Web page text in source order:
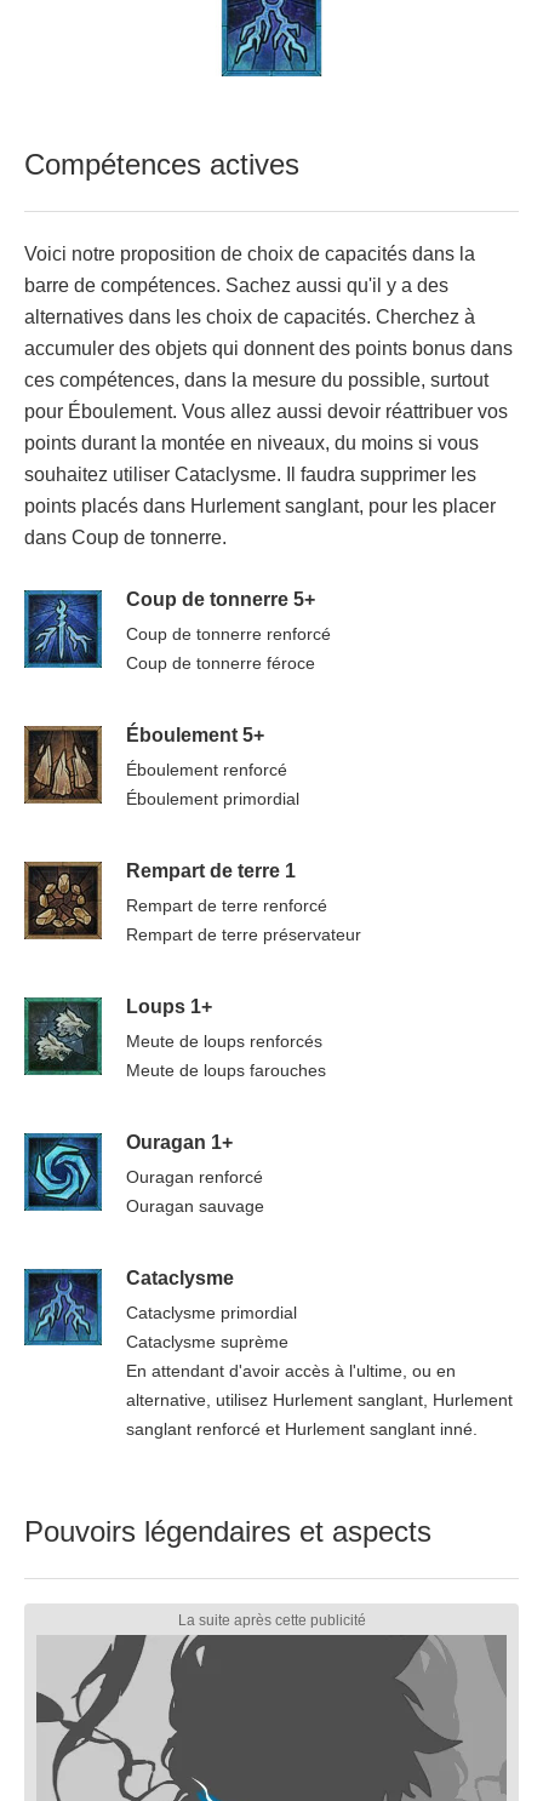
Compétences actives
Voici notre proposition de choix de capacités dans la
barre de compétences. Sachez aussi qu'il y a des
alternatives dans les choix de capacités. Cherchez à
accumuler des objets qui donnent des points bonus dans
ces compétences, dans la mesure du possible, surtout
pour Éboulement. Vous allez aussi devoir réattribuer vos
points durant la montée en niveaux, du moins si vous
souhaitez utiliser Cataclysme. Il faudra supprimer les
points placés dans Hurlement sanglant, pour les placer
dans Coup de tonnerre.
Coup de tonnerre 5+
Coup de tonnerre renforcé
Coup de tonnerre féroce
Éboulement 5+
Éboulement renforcé
Éboulement primordial
Rempart de terre 1
Rempart de terre renforcé
Rempart de terre préservateur
Loups 1+
Meute de loups renforcés
Meute de loups farouches
Ouragan 1+
Ouragan renforcé
Ouragan sauvage
Cataclysme
Cataclysme primordial
Cataclysme suprème
En attendant d'avoir accès à l'ultime, ou en
alternative, utilisez Hurlement sanglant, Hurlement
sanglant renforcé et Hurlement sanglant inné.
Pouvoirs légendaires et aspects